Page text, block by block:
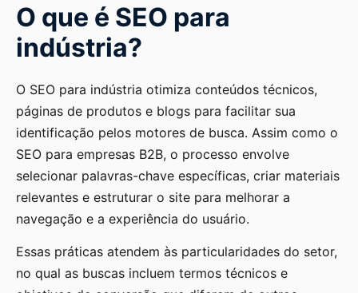
O que é SEO para
indústria?
O SEO para indústria otimiza conteúdos técnicos,
páginas de produtos e blogs para facilitar sua
identificação pelos motores de busca. Assim como o
SEO para empresas B2B, o processo envolve
selecionar palavras-chave específicas, criar materiais
relevantes e estruturar o site para melhorar a
navegação e a experiência do usuário.
Essas práticas atendem às particularidades do setor,
no qual as buscas incluem termos técnicos e